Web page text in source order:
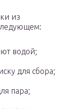
из
водой;
для сбора;
пара;